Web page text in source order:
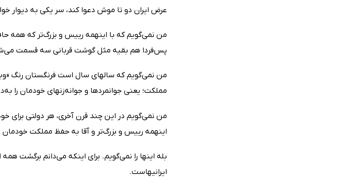
عرض ایران دو تا موش دعوا کند، سر یکى به دیوار
من نمى‌گویم که با اینهمه رییس و بزرگ‌تر که همه
پس‌فردا هم بقیه مثل گوشت قربانى سه قسمت
من نمى‌گویم که سالهاى سال است فرنگستان رنگ
مملکت؛ یعنى جوانمردها و جوانه‌زنهاى خودمان را
من نمى‌گویم در این چند قرن آخرى، هر دولتى براى
اینهمه رییس و بزرگ‌تر و آقا به حفظ مملکت
بله اینها را نمى‌گویم. براى اینکه مى‌دانم برگشت
ایرانیهاست.